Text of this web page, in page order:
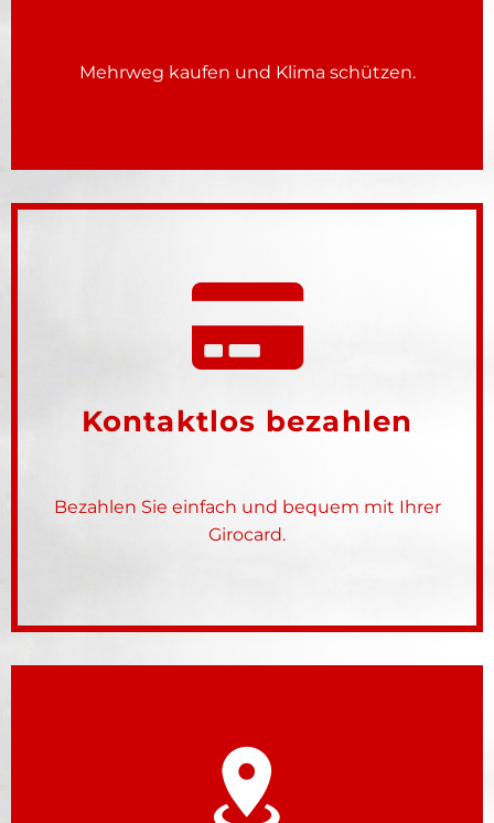
Mehrweg kaufen und Klima schützen.
Kontaktlos bezahlen
Bezahlen Sie einfach und bequem mit Ihrer
Girocard.